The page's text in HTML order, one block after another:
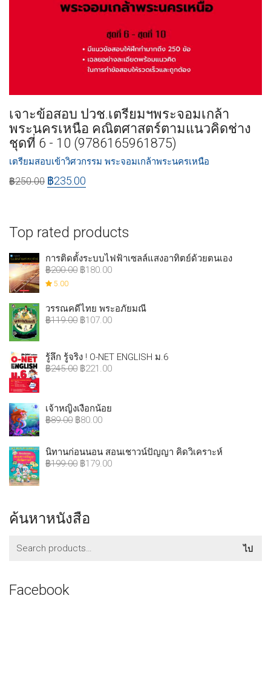
เจาะข้อสอบ​ ปวช.เตรียมฯพระจอมเกล้า
พระนครเหนือ คณิตศาสตร์​ตามแนวคิดช่าง​
ชุดที่​ 6​ -​ 10 (9786165961875)
เตรียมสอบเข้าวิศวกรรม พระจอมเกล้าพระนครเหนือ
฿250.00 ฿235.00
Top rated products
การติดตั้งระบบไฟฟ้าเซลล์แสงอาทิตย์ด้วยตนเอง
฿200.00 ฿180.00
5.00
วรรณคดีไทย พระอภัยมณี
฿119.00 ฿107.00
รู้ลึก รู้จริง ! O-NET ENGLISH ม.6
฿245.00 ฿221.00
เจ้าหญิงเงือกน้อย
฿89.00 ฿80.00
นิทานก่อนนอน สอนเชาวน์ปัญญา คิดวิเคราะห์
฿199.00 ฿179.00
ค้นหาหนังสือ
ไป
Facebook